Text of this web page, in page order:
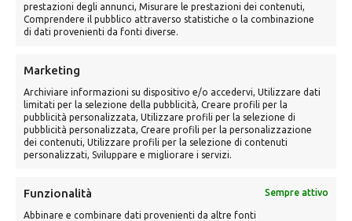
prestazioni degli annunci, Misurare le prestazioni dei contenuti,
Comprendere il pubblico attraverso statistiche o la combinazione
di dati provenienti da fonti diverse.
Marketing
Archiviare informazioni su dispositivo e/o accedervi, Utilizzare dati
limitati per la selezione della pubblicità, Creare profili per la
pubblicità personalizzata, Utilizzare profili per la selezione di
pubblicità personalizzata, Creare profili per la personalizzazione
dei contenuti, Utilizzare profili per la selezione di contenuti
personalizzati, Sviluppare e migliorare i servizi.
Funzionalità Sempre attivo
Abbinare e combinare dati provenienti da altre fonti
CONTATTI